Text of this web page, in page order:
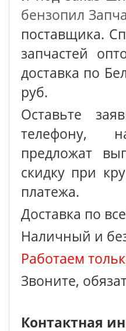
бензопил
поставщика.
запчастей
доставка по
руб.
Оставьте
телефону,
предложат
скидку при
платежа.
Доставка по
Наличный и
Работаем
Звоните,
Контактная